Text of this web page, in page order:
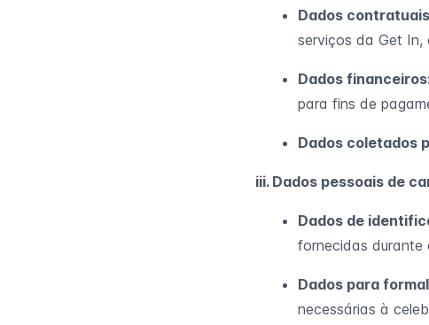
Dados
serviços da Get In,
Dados
para fins de
Dados coletados
iii. Dados pessoais de
Dados de
fornecidas durante
Dados para
necessárias à